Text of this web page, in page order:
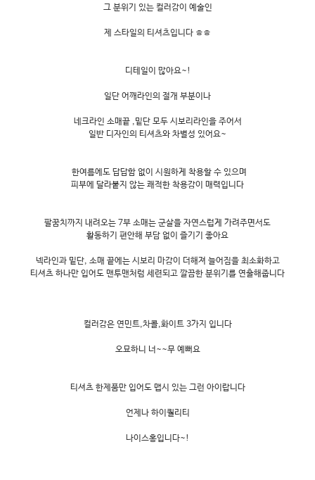
그 분위기 있는 컬러감이 예술인
제 스타일의 티셔츠입니다 ㅎㅎ
디테일이 많아요~!
일단 어깨라인의 절개 부분이나
네크라인 소매끝 ,밑단 모두 시보리라인을 주어서
일반 디자인의 티셔츠와 차별성 있어요~
한여름에도 답답함 없이 시원하게 착용할 수 있으며
피부에 달라붙지 않는 쾌적한 착용감이 매력입니다
팔꿈치까지 내려오는 7부 소매는 군살을 자연스럽게 가려주면서도
활동하기 편안해 부담 없이 즐기기 좋아요
넥라인과 밑단, 소매 끝에는 시보리 마감이 더해져 늘어짐을 최소화하고
티셔츠 하나만 입어도 맨투맨처럼 세련되고 깔끔한 분위기를 연출해줍니다
컬러감은 연민트,차콜,화이트 3가지 입니다
오묘하니 너~~무 예뻐요
티셔츠 한제품만 입어도 맵시 있는 그런 아이랍니다
언제나 하이퀄리티
나이스홍입니다~!